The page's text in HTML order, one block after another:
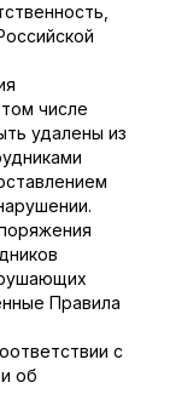
числе
удалены из
Правила
с
об